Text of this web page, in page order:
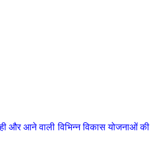
और आने वाली विभिन्न विकास योजनाओं की